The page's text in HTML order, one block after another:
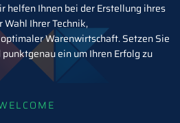
helfen Ihnen bei der Erstellung ihres
Wahl Ihrer Technik,
Warenwirtschaft. Setzen Sie
ein um Ihren Erfolg zu